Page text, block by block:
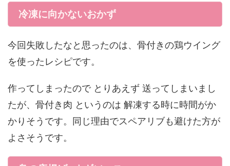
冷凍に向かないおかず
今回失敗したなと思ったのは、骨付きの鶏ウイング
を使ったレシピです。
作ってしまったので とりあえず 送ってしまいまし
たが、骨付き肉 というのは 解凍する時に時間がか
かりそうです。同じ理由でスペアリブも避けた方が
よさそうです。